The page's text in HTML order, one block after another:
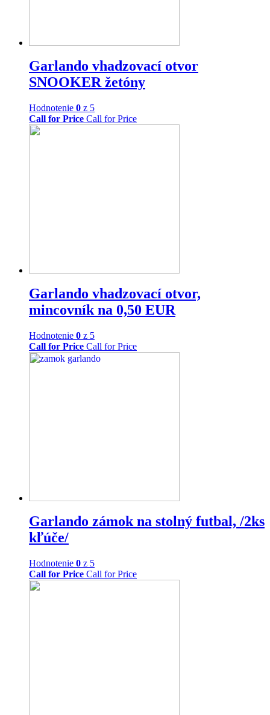
Garlando vhadzovací otvor
SNOOKER žetóny
Hodnotenie 0 z 5
Call for Price Call for Price
Garlando vhadzovací otvor,
mincovník na 0,50 EUR
Hodnotenie 0 z 5
Call for Price Call for Price
Garlando zámok na stolný futbal, /2ks
kľúče/
Hodnotenie 0 z 5
Call for Price Call for Price